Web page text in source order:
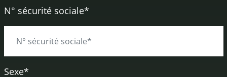
N° sécurité sociale*
Sexe*